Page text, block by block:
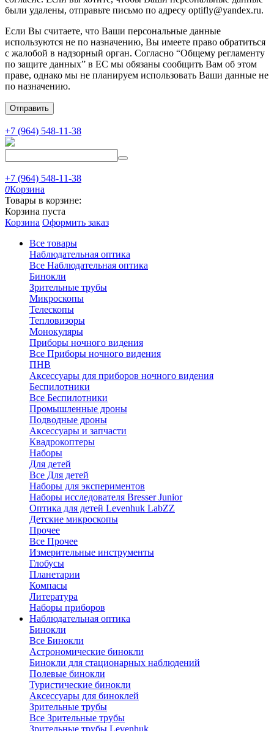
были удалены, отправьте письмо по адресу optifly@yandex.ru.
Если Вы считаете, что Ваши персональные данные
используются не по назначению, Вы имеете право обратиться
с жалобой в надзорный орган. Согласно “Общему регламенту
по защите данных” в ЕС мы обязаны сообщить Вам об этом
праве, однако мы не планируем использовать Ваши данные не
по назначению.
Отправить
+7 (964) 548-11-38
+7 (964) 548-11-38
0Корзина
Товары в корзине:
Корзина пуста
Корзина Оформить заказ
Все товары
Наблюдательная оптика
Все Наблюдательная оптика
Бинокли
Зрительные трубы
Микроскопы
Телескопы
Тепловизоры
Монокуляры
Приборы ночного видения
Все Приборы ночного видения
ПНВ
Аксессуары для приборов ночного видения
Беспилотники
Все Беспилотники
Промышленные дроны
Подводные дроны
Аксессуары и запчасти
Квадрокоптеры
Наборы
Для детей
Все Для детей
Наборы для экспериментов
Наборы исследователя Bresser Junior
Оптика для детей Levenhuk LabZZ
Детские микроскопы
Прочее
Все Прочее
Измерительные инструменты
Глобусы
Планетарии
Компасы
Литература
Наборы приборов
Наблюдательная оптика
Бинокли
Все Бинокли
Астрономические бинокли
Бинокли для стационарных наблюдений
Полевые бинокли
Туристические бинокли
Аксессуары для биноклей
Зрительные трубы
Все Зрительные трубы
Зрительные трубы Levenhuk